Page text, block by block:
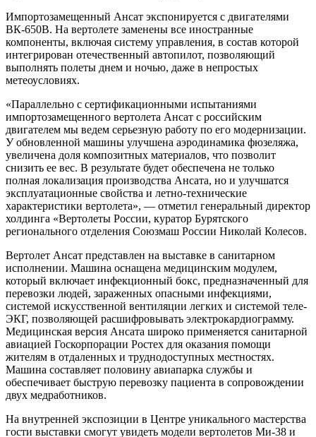
Импортозамещенный Ансат экспонируется с двигателями
ВК-650В. На вертолете заменены все иностранные
компоненты, включая систему управления, в состав которой
интегрирован отечественный автопилот, позволяющий
выполнять полеты днем и ночью, даже в непростых
метеоусловиях.
«Параллельно с сертификационными испытаниями
импортозамещенного вертолета Ансат с российским
двигателем мы ведем серьезную работу по его модернизации.
У обновленной машины улучшена аэродинамика фюзеляжа,
увеличена доля композитных материалов, что позволит
снизить ее вес. В результате будет обеспечена не только
полная локализация производства Ансата, но и улучшатся
эксплуатационные свойства и летно-технические
характеристики вертолета», — отметил генеральный директор
холдинга «Вертолеты России, куратор Бурятского
регионального отделения Союзмаш России Николай Колесов.
Вертолет Ансат представлен на выставке в санитарном
исполнении. Машина оснащена медицинским модулем,
который включает инфекционный бокс, предназначенный для
перевозки людей, зараженных опасными инфекциями,
системой искусственной вентиляции легких и системой теле-
ЭКГ, позволяющей расшифровывать электрокардиограмму.
Медицинская версия Ансата широко применяется санитарной
авиацией Госкорпорации Ростех для оказания помощи
жителям в отдаленных и труднодоступных местностях.
Машина составляет половину авиапарка службы и
обеспечивает быструю перевозку пациента в сопровождении
двух медработников.
На внутренней экспозиции в Центре уникального мастерства
гости выставки смогут увидеть модели вертолетов Ми-38 и